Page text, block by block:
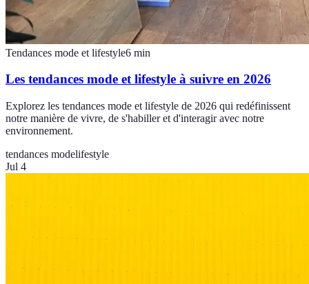
Tendances mode et lifestyle6 min
Les tendances mode et lifestyle à suivre en 2026
Explorez les tendances mode et lifestyle de 2026 qui redéfinissent
notre manière de vivre, de s'habiller et d'interagir avec notre
environnement.
tendances modelifestyle
Jul 4